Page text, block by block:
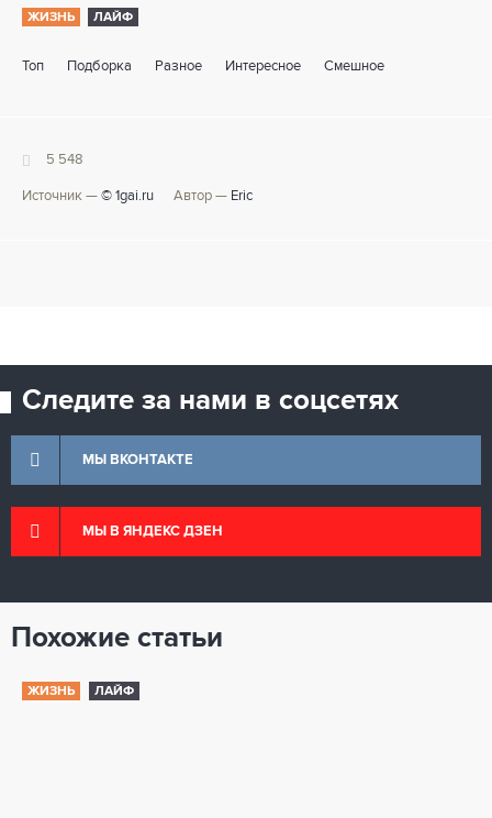
ЖИЗНЬ ЛАЙФ
Топ Подборка Разное Интересное Смешное
5 548
Источник — © 1gai.ru Автор — Eric
Следите за нами в соцсетях
МЫ ВКОНТАКТЕ
МЫ В ЯНДЕКС ДЗЕН
Похожие статьи
ЖИЗНЬ ЛАЙФ